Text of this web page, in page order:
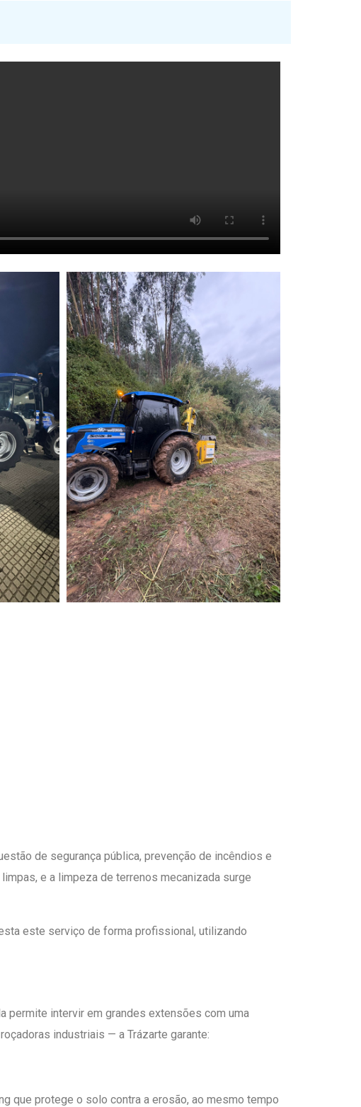
de segurança pública, prevenção de incêndios e
e a limpeza de terrenos mecanizada surge
este serviço de forma profissional, utilizando
permite intervir em grandes extensões com uma
industriais — a Trázarte garante:
que protege o solo contra a erosão, ao mesmo tempo